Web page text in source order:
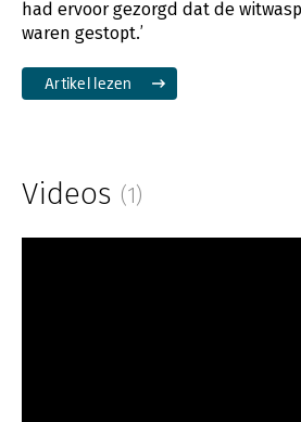
had ervoor gezorgd dat de
waren gestopt.’
Artikel lezen
Videos (1)